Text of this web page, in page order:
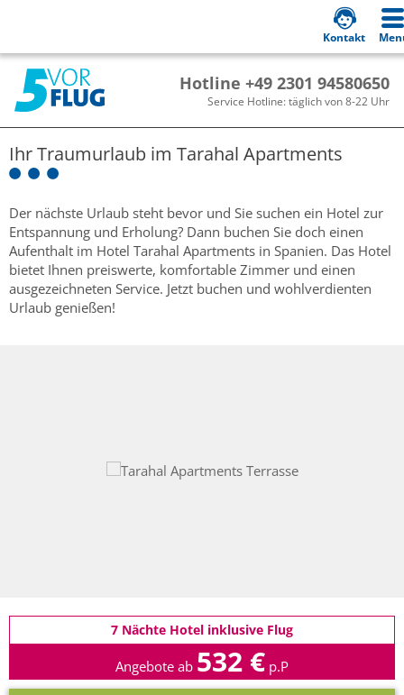
Hotline +49 2301 94580650
Service Hotline: täglich von 8-22 Uhr
Kontakt
Ihr Traumurlaub im Tarahal Apartments
Der nächste Urlaub steht bevor und Sie suchen ein Hotel zur
Entspannung und Erholung? Dann buchen Sie doch einen
Aufenthalt im Hotel Tarahal Apartments in Spanien. Das Hotel
bietet Ihnen preiswerte, komfortable Zimmer und einen
ausgezeichneten Service. Jetzt buchen und wohlverdienten
Urlaub genießen!
7 Nächte Hotel inklusive Flug
Angebote ab 532 € p.P